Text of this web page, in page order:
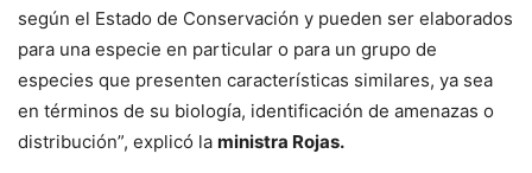
según el Estado de Conservación y pueden ser elaborados
para una especie en particular o para un grupo de
especies que presenten características similares, ya sea
en términos de su biología, identificación de amenazas o
distribución”, explicó la ministra Rojas.